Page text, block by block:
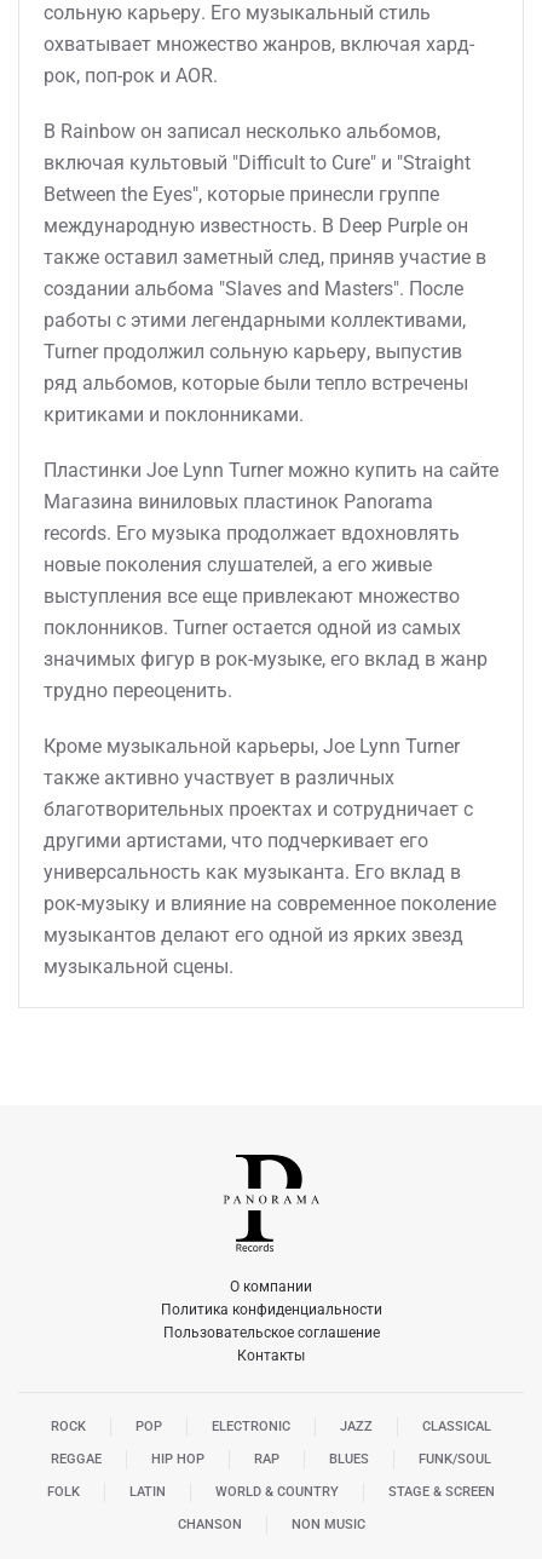
сольную карьеру. Его музыкальный стиль
охватывает множество жанров, включая хард-
рок, поп-рок и AOR.
В Rainbow он записал несколько альбомов,
включая культовый "Difficult to Cure" и "Straight
Between the Eyes", которые принесли группе
международную известность. В Deep Purple он
также оставил заметный след, приняв участие в
создании альбома "Slaves and Masters". После
работы с этими легендарными коллективами,
Turner продолжил сольную карьеру, выпустив
ряд альбомов, которые были тепло встречены
критиками и поклонниками.
Пластинки Joe Lynn Turner можно купить на сайте
Магазина виниловых пластинок Panorama
records. Его музыка продолжает вдохновлять
новые поколения слушателей, а его живые
выступления все еще привлекают множество
поклонников. Turner остается одной из самых
значимых фигур в рок-музыке, его вклад в жанр
трудно переоценить.
Кроме музыкальной карьеры, Joe Lynn Turner
также активно участвует в различных
благотворительных проектах и сотрудничает с
другими артистами, что подчеркивает его
универсальность как музыканта. Его вклад в
рок-музыку и влияние на современное поколение
музыкантов делают его одной из ярких звезд
музыкальной сцены.
О компании
Политика конфиденциальности
Пользовательское соглашение
Контакты
ROCK POP ELECTRONIC JAZZ CLASSICAL
REGGAE HIP HOP RAP BLUES FUNK/SOUL
FOLK LATIN WORLD & COUNTRY STAGE & SCREEN
CHANSON NON MUSIC